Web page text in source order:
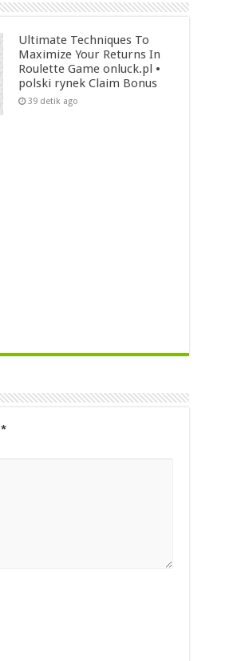
Ultimate Techniques To
Maximize Your Returns In
Roulette Game onluck.pl •
polski rynek Claim Bonus
39 detik ago
*